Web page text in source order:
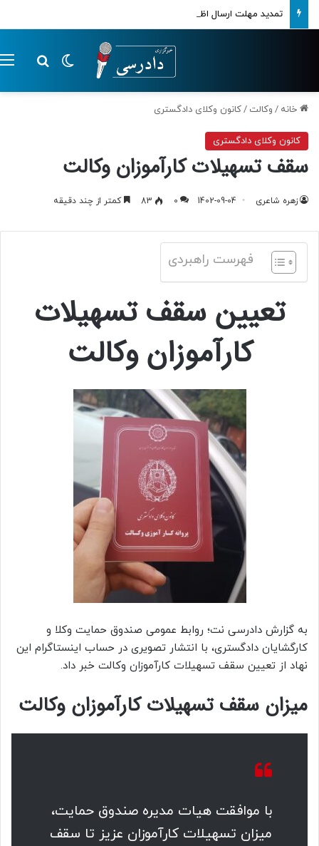
تمدید مهلت ارسال اظهارنامه‌های مالیاتی تا پایان تابستان 1405
تغییر پوسته
خانه / وکالت /کانون وکلای دادگستری
کانون وکلای دادگستری
سقف تسهیلات کارآموزان وکالت
زهره شاعری 1402-09-04
0
83 کمتر از چند دقیقه
فهرست راهبردی
تعیین سقف تسهیلات
کارآموزان وکالت
به گزارش دادرسی نت؛ روابط عمومی صندوق حمایت وکلا و
کارگشایان دادگستری، با انتشار تصویری در حساب اینستاگرام این
نهاد از تعیین سقف تسهیلات کارآموزان وکالت خبر داد.
میزان سقف تسهیلات کارآموزان وکالت
با موافقت هیات مدیره صندوق حمایت،
میزان تسهیلات کارآموزان عزیز تا سقف